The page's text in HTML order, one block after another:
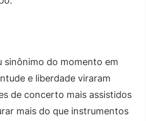
sinônimo do momento em
e liberdade viraram
de concerto mais assistidos
mais do que instrumentos